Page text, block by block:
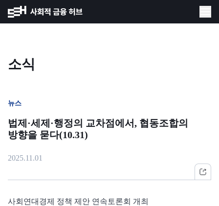
소식
뉴스
법제·세제·행정의 교차점에서, 협동조합의
방향을 묻다(10.31)
2025.11.01
사회연대경제 정책 제안 연속토론회 개최